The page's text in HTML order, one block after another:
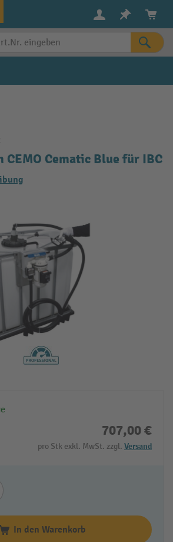
CEMO Cematic Blue für IBC
707,00 €
pro Stk exkl. MwSt. zzgl. Versand
In den Warenkorb